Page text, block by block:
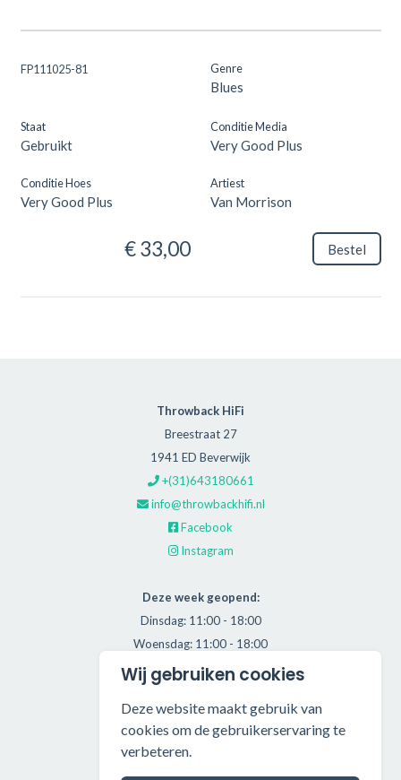
FP111025-81 Genre
Blues
Staat
Gebruikt
Conditie Media
Very Good Plus
Conditie Hoes
Very Good Plus
Artiest
Van Morrison
€ 33,00 Bestel
Throwback HiFi
Breestraat 27
1941 ED Beverwijk
+(31)643180661
info@throwbackhifi.nl
Facebook
Instagram
Deze week geopend:
Dinsdag: 11:00 - 18:00
Woensdag: 11:00 - 18:00
Donderdag: 11:00 - 21:00
Zaterdag: 11:00 - 17:00
Alle getoonde prijzen zijn incl. BTW.
Wij gebruiken cookies
Deze website maakt gebruik van
cookies om de gebruikerservaring te
verbeteren.